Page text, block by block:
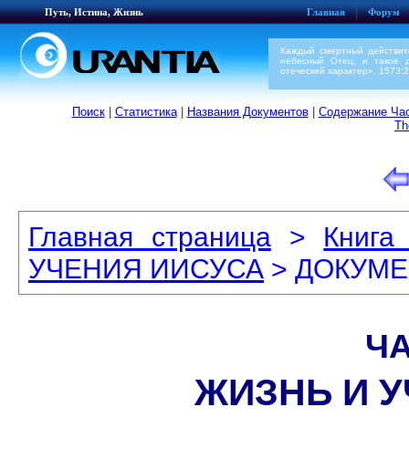
Путь, Истина, Жизнь Главная Форум
Каждый смертный
небесный Отец, и такое
отеческий характер». 1573:2
Поиск| Статистика| Названия Документов| Содержание
Главная страница>
УЧЕНИЯ ИИСУСА >
ЖИЗНЬ И